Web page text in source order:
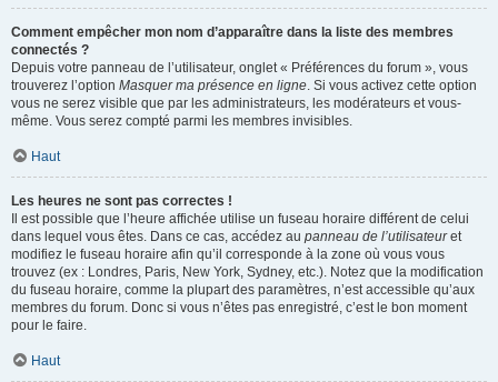
Comment empêcher mon nom d’apparaître dans la liste des membres
connectés ?
Depuis votre panneau de l’utilisateur, onglet « Préférences du forum », vous
trouverez l’option Masquer ma présence en ligne. Si vous activez cette option
vous ne serez visible que par les administrateurs, les modérateurs et vous-
même. Vous serez compté parmi les membres invisibles.
Haut
Les heures ne sont pas correctes !
Il est possible que l’heure affichée utilise un fuseau horaire différent de celui
dans lequel vous êtes. Dans ce cas, accédez au panneau de l’utilisateuret
modifiez le fuseau horaire afin qu’il corresponde à la zone où vous vous
trouvez (ex : Londres, Paris, New York, Sydney, etc.). Notez que la modification
du fuseau horaire, comme la plupart des paramètres, n’est accessible qu’aux
membres du forum. Donc si vous n’êtes pas enregistré, c’est le bon moment
pour le faire.
Haut